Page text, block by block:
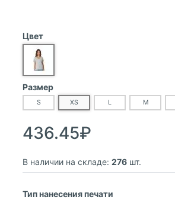
Цвет
Размер
S XS L M
436.45₽
В наличии на складе: 276 шт.
Тип нанесения печати